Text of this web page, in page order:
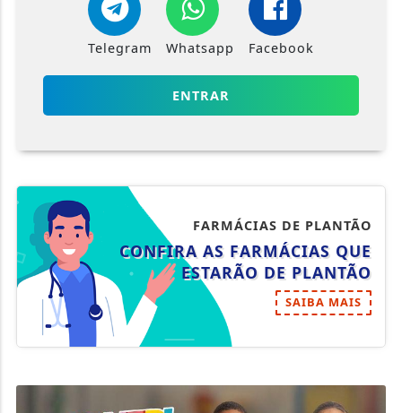
Telegram Whatsapp Facebook
ENTRAR
FARMÁCIAS DE PLANTÃO
CONFIRA AS FARMÁCIAS QUE
ESTARÃO DE PLANTÃO
SAIBA MAIS